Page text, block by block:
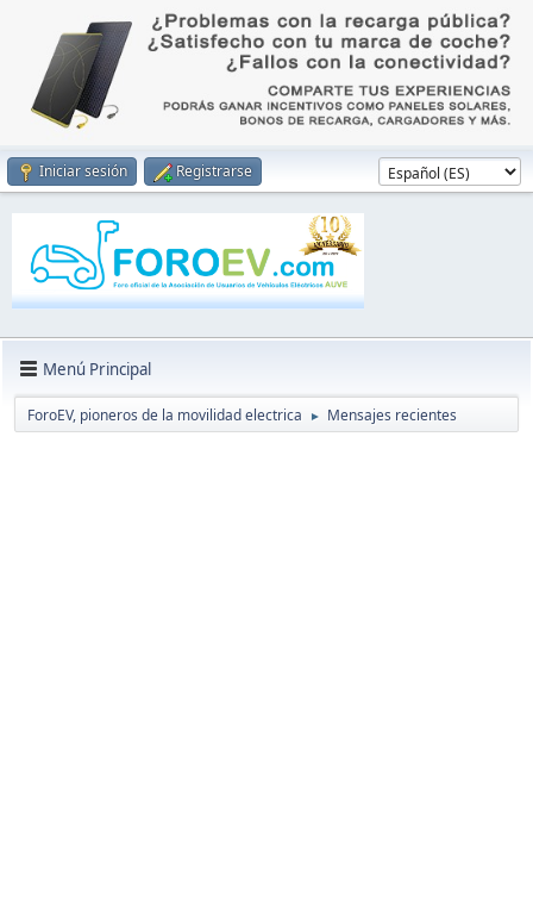
Iniciar sesión Registrarse
Menú Principal
ForoEV, pioneros de la movilidad electrica ► Mensajes recientes